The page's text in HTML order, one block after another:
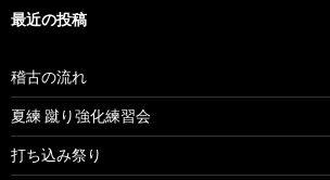
最近の投稿
稽古の流れ
夏練 蹴り強化練習会
打ち込み祭り